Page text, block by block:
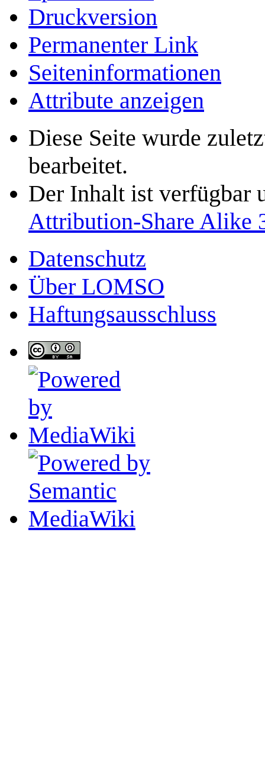
Druckversion
Permanenter Link
Seiten­­informationen
Attribute anzeigen
Diese Seite wurde
bearbeitet.
Der Inhalt ist verfügbar
Attribution-Share Alike
Datenschutz
Über LOMSO
Haftungsausschluss